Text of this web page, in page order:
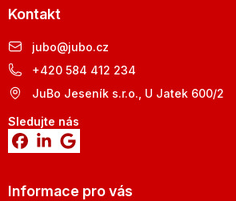
Kontakt
jubo@jubo.cz
+420 584 412 234
JuBo Jeseník s.r.o., U Jatek 600/2
Sledujte nás
Informace pro vás